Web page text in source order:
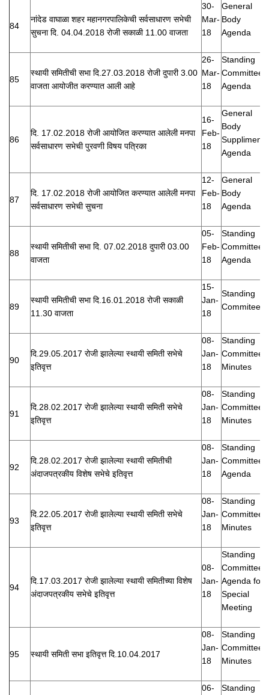
84
नांदेड वाघाळा शहर महानगरपालिकेची सर्वसाधारण सभेची
सुचना दि. 04.04.2018 रोजी सकाळी 11.00 वाजता
30-
Mar-
18
General
Body
Agenda
85
स्थायी समितीची सभा दि.27.03.2018 रोजी दुपारी 3.00
वाजता आयोजीत करण्यात आली आहे
26-
Mar-
18
Standing
Committee
Agenda
86
दि. 17.02.2018 रोजी आयोजित करण्यात आलेली मनपा
सर्वसाधारण सभेची पुरवणी विषय पत्रिका
16-
Feb-
18
General
Body
Suppliment
Agenda
87
दि. 17.02.2018 रोजी आयोजित करण्यात आलेली मनपा
सर्वसाधारण सभेची सुचना
12-
Feb-
18
General
Body
Agenda
88
स्थायी समितीची सभा दि. 07.02.2018 दुपारी 03.00
वाजता
05-
Feb-
18
Standing
Committee
Agenda
89
स्थायी समितीची सभा दि.16.01.2018 रोजी सकाळी
11.30 वाजता
15-
Jan-
18
Standing
Commitee
90
दि.29.05.2017 रोजी झालेल्या स्थायी समिती सभेचे
इतिवृत्त
08-
Jan-
18
Standing
Committee
Minutes
91
दि.28.02.2017 रोजी झालेल्या स्थायी समिती सभेचे
इतिवृत्त
08-
Jan-
18
Standing
Committee
Minutes
92
दि.28.02.2017 रोजी झालेल्या स्थायी समितीची
अंदाजपत्रकीय विशेष सभेचे इतिवृत्त
08-
Jan-
18
Standing
Committee
Agenda
93
दि.22.05.2017 रोजी झालेल्या स्थायी समिती सभेचे
इतिवृत्त
08-
Jan-
18
Standing
Committee
Minutes
94
दि.17.03.2017 रोजी झालेल्या स्थायी समितीच्या विशेष
अंदाजपत्रकीय सभेचे इतिवृत्त
08-
Jan-
18
Standing
Committee
Agenda for
Special
Meeting
95 स्थायी समिती सभा इतिवृत्त दि.10.04.2017
08-
Jan-
18
Standing
Committee
Minutes
06-
Standing